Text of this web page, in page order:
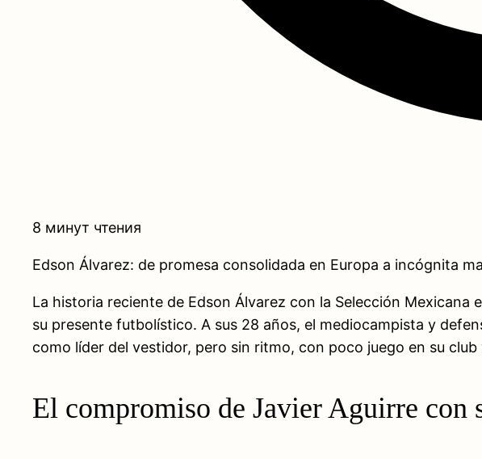
8 минут чтения
Edson Álvarez: de promesa consolidada en Europa a incógnita
La historia reciente de Edson Álvarez con la Selección
su presente futbolístico. A sus 28 años, el mediocampista y
como líder del vestidor, pero sin ritmo, con poco juego en su
El compromiso de Javier Aguirre con